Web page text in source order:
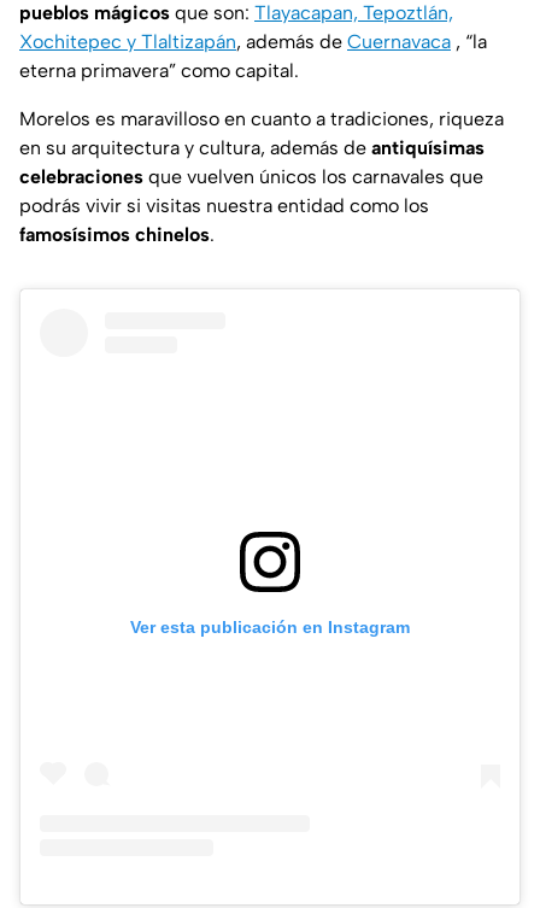
pueblos mágicos que son: Tlayacapan, Tepoztlán,
Xochitepec y Tlaltizapán, además de Cuernavaca , “la
eterna primavera” como capital.
Morelos es maravilloso en cuanto a tradiciones, riqueza
en su arquitectura y cultura, además de antiquísimas
celebraciones que vuelven únicos los carnavales que
podrás vivir si visitas nuestra entidad como los
famosísimos chinelos.
Ver esta publicación en Instagram